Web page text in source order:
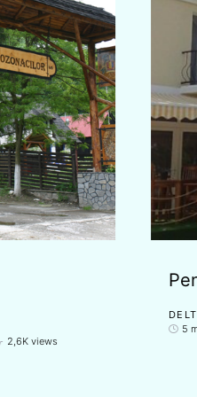
2,6K views
5